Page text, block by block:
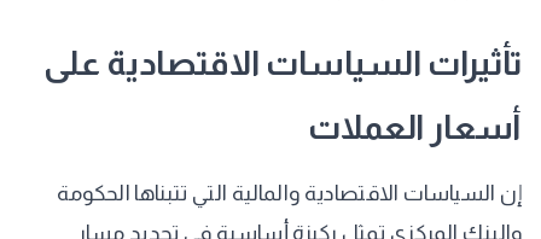
تأثيرات السياسات الاقتصادية على
أسعار العملات
إن السياسات الاقتصادية والمالية التي تتبناها الحكومة
والبنك المركزي تمثل ركيزة أساسية في تحديد مسار